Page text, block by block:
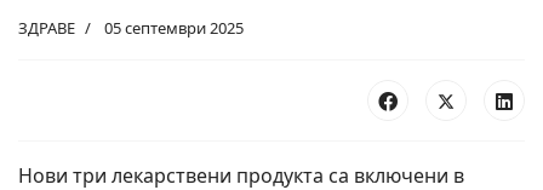
ЗДРАВЕ 05 септември 2025
Нови три лекарствени продукта са включени в